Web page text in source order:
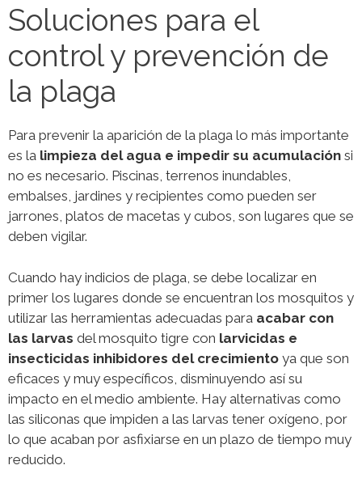
Soluciones para el
control y prevención de
la plaga
Para prevenir la aparición de la plaga lo más importante
es la limpieza del agua e impedir su acumulación si
no es necesario. Piscinas, terrenos inundables,
embalses, jardines y recipientes como pueden ser
jarrones, platos de macetas y cubos, son lugares que se
deben vigilar.
Cuando hay indicios de plaga, se debe localizar en
primer los lugares donde se encuentran los mosquitos y
utilizar las herramientas adecuadas para acabar con
las larvas del mosquito tigre con larvicidas e
insecticidas inhibidores del crecimiento ya que son
eficaces y muy específicos, disminuyendo así su
impacto en el medio ambiente. Hay alternativas como
las siliconas que impiden a las larvas tener oxígeno, por
lo que acaban por asfixiarse en un plazo de tiempo muy
reducido.